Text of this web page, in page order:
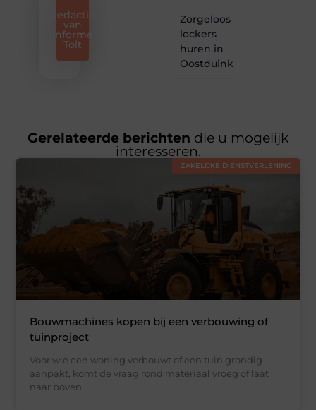
Redactie
van
Informe
Toit
Zorgeloos
lockers
huren in
Oostduinkerke
Gerelateerde berichten die u mogelijk
interesseren.
ZAKELIJKE DIENSTVERLENING
Bouwmachines kopen bij een verbouwing of
tuinproject
Voor wie een woning verbouwt of een tuin grondig
aanpakt, komt de vraag rond materiaal vroeg of laat
naar boven.